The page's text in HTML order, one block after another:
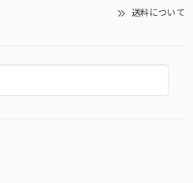
送料について